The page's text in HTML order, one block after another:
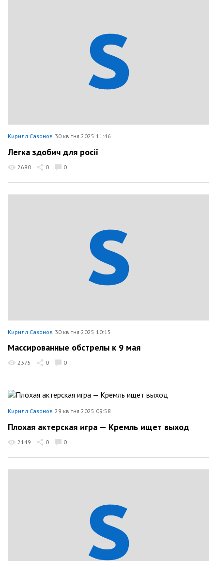
Кирилл Сазонов 30 квітня 2025 11:46
Легка здобич для росії
2680 0 0
Кирилл Сазонов 30 квітня 2025 10:15
Массированные обстрелы к 9 мая
2375 0 0
Кирилл Сазонов 29 квітня 2025 09:58
Плохая актерская игра — Кремль ищет выход
2149 0 0